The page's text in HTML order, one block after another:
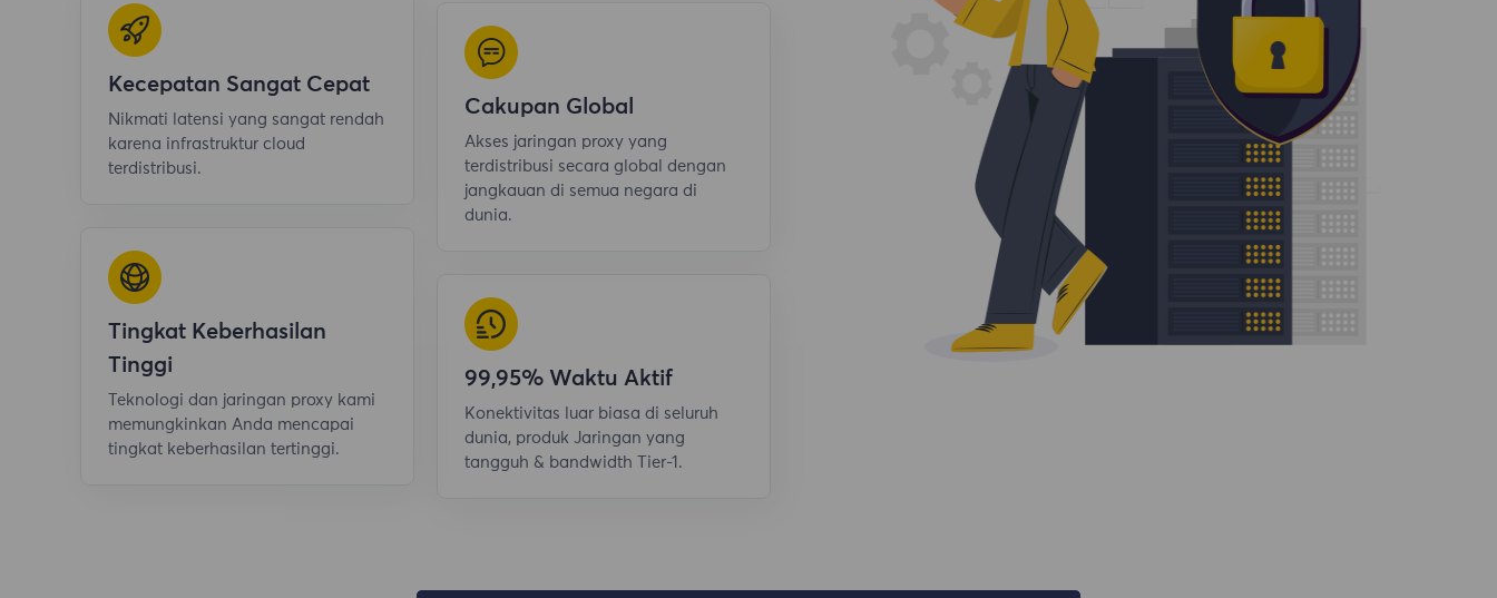
Kecepatan Sangat Cepat
Nikmati latensi yang sangat rendah
karena infrastruktur cloud
terdistribusi.
Tingkat Keberhasilan
Tinggi
Teknologi dan jaringan proxy kami
memungkinkan Anda mencapai
tingkat keberhasilan tertinggi.
Cakupan Global
Akses jaringan proxy yang
terdistribusi secara global dengan
jangkauan di semua negara di
dunia.
99,95% Waktu Aktif
Konektivitas luar biasa di seluruh
dunia, produk Jaringan yang
tangguh & bandwidth Tier-1.